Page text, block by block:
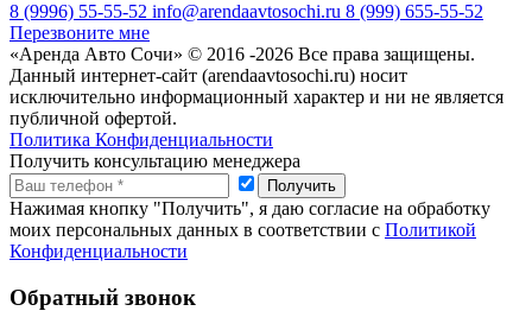
8 (9996) 55-55-52 info@arendaavtosochi.ru 8 (999) 655-55-52
Перезвоните мне
«Аренда Авто Сочи» © 2016 -2026 Все права защищены.
Данный интернет-сайт (arendaavtosochi.ru) носит
исключительно информационный характер и ни не является
публичной офертой.
Политика Конфиденциальности
Получить консультацию менеджера
Нажимая кнопку "Получить", я даю согласие на обработку
моих персональных данных в соответствии с Политикой
Конфиденциальности
Обратный звонок